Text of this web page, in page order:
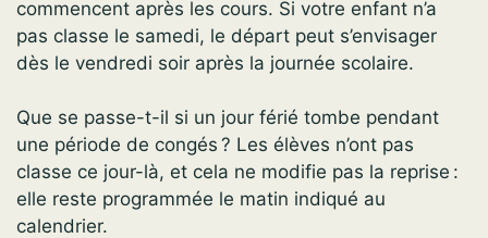
commencent après les cours. Si votre enfant n’a
pas classe le samedi, le départ peut s’envisager
dès le vendredi soir après la journée scolaire.
Que se passe-t-il si un jour férié tombe pendant
une période de congés ? Les élèves n’ont pas
classe ce jour-là, et cela ne modifie pas la reprise :
elle reste programmée le matin indiqué au
calendrier.